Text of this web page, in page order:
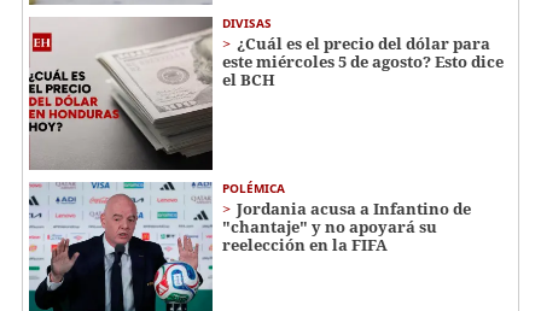
DIVISAS
¿Cuál es el precio del dólar para
este miércoles 5 de agosto? Esto dice
el BCH
POLÉMICA
Jordania acusa a Infantino de
"chantaje" y no apoyará su
reelección en la FIFA